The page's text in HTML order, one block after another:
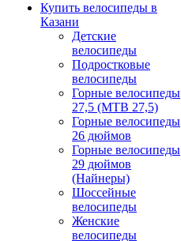
Купить велосипеды в
Казани
Детские
велосипеды
Подростковые
велосипеды
Горные велосипеды
27,5 (MTB 27,5)
Горные велосипеды
26 дюймов
Горные велосипеды
29 дюймов
(Найнеры)
Шоссейные
велосипеды
Женские
велосипеды